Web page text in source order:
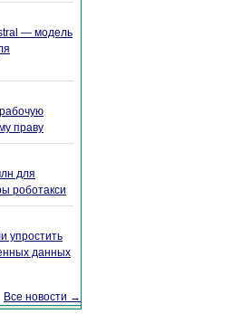
— модель
праву
для
роботакси
упростить
данных
Все новости →